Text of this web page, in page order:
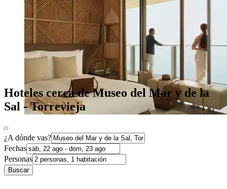
Hoteles cerca de Museo del Mar y de la
Sal - Torrevieja
¿A dónde vas?
Fechas
Personas
Buscar